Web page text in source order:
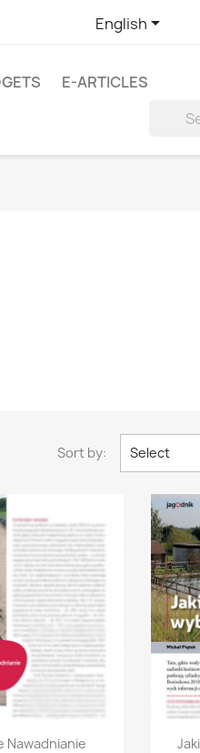
English
E-ARTICLES
Sort by: Select
view
Nawadnianie